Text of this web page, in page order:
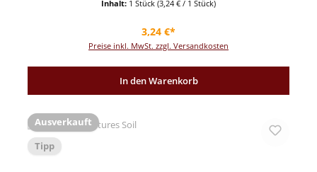
Inhalt: 1 Stück (3,24 € / 1 Stück)
Regulärer Preis:
3,24 €*
Preise inkl. MwSt. zzgl. Versandkosten
In den Warenkorb
Ausverkauft
Tipp